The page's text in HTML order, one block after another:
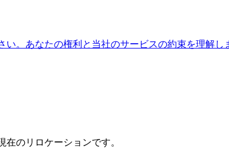
。あなたの権利と当社のサービスの約束を理解し
のリロケーションです。